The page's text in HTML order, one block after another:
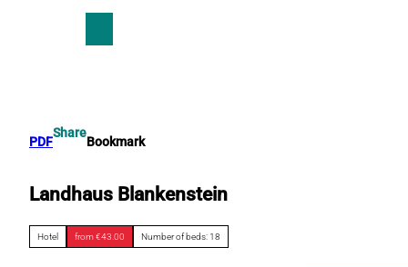
PDF
Share
Bookmark
Landhaus Blankenstein
Hotel from €43.00 Number of beds: 18